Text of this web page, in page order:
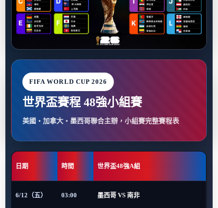
FIFA WORLD CUP 2026
世界盃賽程 48強小組賽
美國・加拿大・墨西哥聯合主辦，小組賽完整賽程表
日期 時間 世界盃48強A組
6/12（五） 03:00 墨西哥 VS 南非